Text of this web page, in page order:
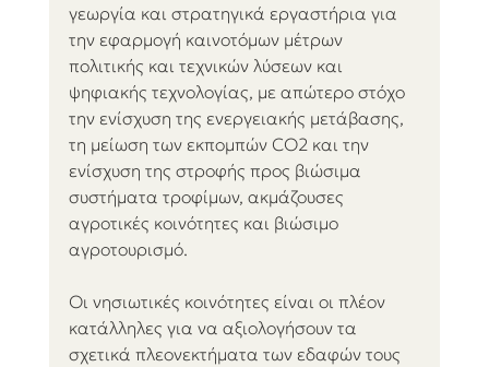
γεωργία και στρατηγικά εργαστήρια για
την εφαρμογή καινοτόμων μέτρων
πολιτικής και τεχνικών λύσεων και
ψηφιακής τεχνολογίας, με απώτερο στόχο
την ενίσχυση της ενεργειακής μετάβασης,
τη μείωση των εκπομπών CO2 και την
ενίσχυση της στροφής προς βιώσιμα
συστήματα τροφίμων, ακμάζουσες
αγροτικές κοινότητες και βιώσιμο
αγροτουρισμό.
Οι νησιωτικές κοινότητες είναι οι πλέον
κατάλληλες για να αξιολογήσουν τα
σχετικά πλεονεκτήματα των εδαφών τους